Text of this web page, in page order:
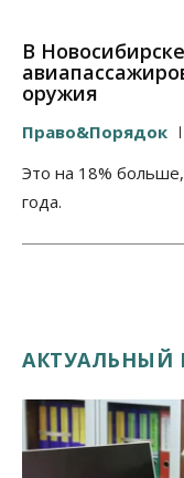
В
оружия
Право&Порядок
Это на 18%
года.
АКТУАЛЬНЫЙ